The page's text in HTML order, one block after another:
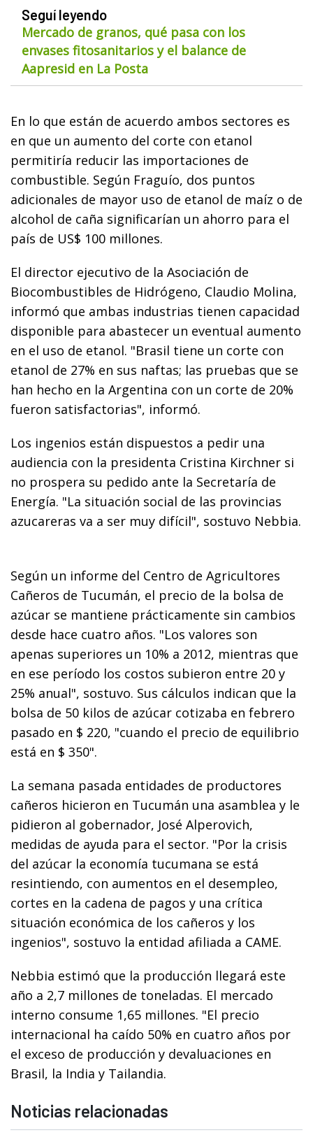
Seguí leyendo
Mercado de granos, qué pasa con los
envases fitosanitarios y el balance de
Aapresid en La Posta
En lo que están de acuerdo ambos sectores es
en que un aumento del corte con etanol
permitiría reducir las importaciones de
combustible. Según Fraguío, dos puntos
adicionales de mayor uso de etanol de maíz o de
alcohol de caña significarían un ahorro para el
país de US$ 100 millones.
El director ejecutivo de la Asociación de
Biocombustibles de Hidrógeno, Claudio Molina,
informó que ambas industrias tienen capacidad
disponible para abastecer un eventual aumento
en el uso de etanol. "Brasil tiene un corte con
etanol de 27% en sus naftas; las pruebas que se
han hecho en la Argentina con un corte de 20%
fueron satisfactorias", informó.
Los ingenios están dispuestos a pedir una
audiencia con la presidenta Cristina Kirchner si
no prospera su pedido ante la Secretaría de
Energía. "La situación social de las provincias
azucareras va a ser muy difícil", sostuvo Nebbia.
Según un informe del Centro de Agricultores
Cañeros de Tucumán, el precio de la bolsa de
azúcar se mantiene prácticamente sin cambios
desde hace cuatro años. "Los valores son
apenas superiores un 10% a 2012, mientras que
en ese período los costos subieron entre 20 y
25% anual", sostuvo. Sus cálculos indican que la
bolsa de 50 kilos de azúcar cotizaba en febrero
pasado en $ 220, "cuando el precio de equilibrio
está en $ 350".
La semana pasada entidades de productores
cañeros hicieron en Tucumán una asamblea y le
pidieron al gobernador, José Alperovich,
medidas de ayuda para el sector. "Por la crisis
del azúcar la economía tucumana se está
resintiendo, con aumentos en el desempleo,
cortes en la cadena de pagos y una crítica
situación económica de los cañeros y los
ingenios", sostuvo la entidad afiliada a CAME.
Nebbia estimó que la producción llegará este
año a 2,7 millones de toneladas. El mercado
interno consume 1,65 millones. "El precio
internacional ha caído 50% en cuatro años por
el exceso de producción y devaluaciones en
Brasil, la India y Tailandia.
Noticias relacionadas